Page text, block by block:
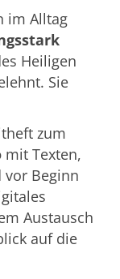
im Alltag
Heiligen
Sie
zum
mit Texten,
vor Beginn
Austausch
auf die